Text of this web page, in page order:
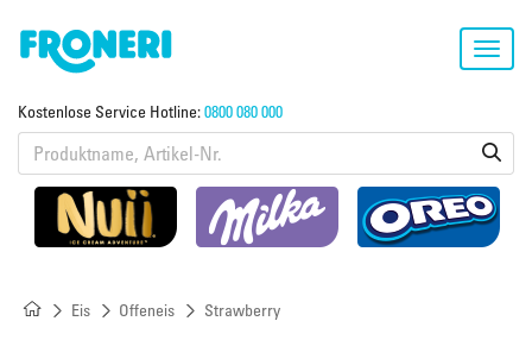
Kostenlose Service Hotline:0800 080 000
Eis Offeneis Strawberry